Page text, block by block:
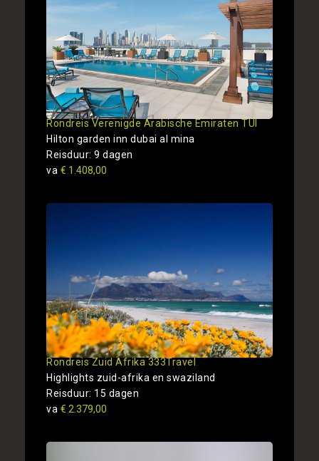
Rondreis Verenigde Arabische Emiraten TUI
Hilton garden inn dubai al mina
Reisduur: 9 dagen
va € 1.408,00
Rondreis Zuid Afrika 333Travel
Highlights zuid-afrika en swaziland
Reisduur: 15 dagen
va € 2.379,00